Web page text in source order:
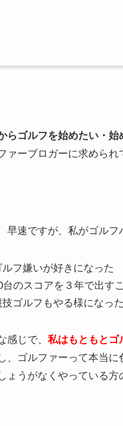
らゴルフを始めたい・
ァーブロガーに求められ
早速ですが、私がゴルフ
ルフ嫌いが好きになった
台のスコアを３年で出す
技ゴルフもやる様になった
感じで、 私はもともとゴ
、
ゴルファーって本当に
ょうがなくやっている方